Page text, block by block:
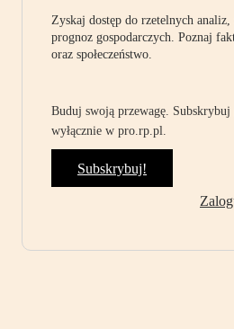
Zyskaj dostęp do rzetelnych
prognoz gospodarczych. Poznaj
oraz społeczeństwo.
Buduj swoją przewagę.
wyłącznie w pro.rp.pl.
Subskrybuj!